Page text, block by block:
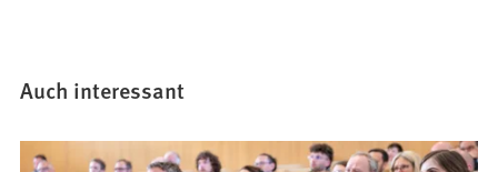
Auch interessant